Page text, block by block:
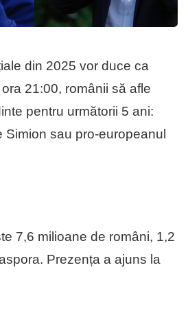
din 2025 vor duce ca
21:00, românii să afle
pentru următorii 5 ani:
Simion sau pro-europeanul
7,6 milioane de români, 1,2
Prezența a ajuns la